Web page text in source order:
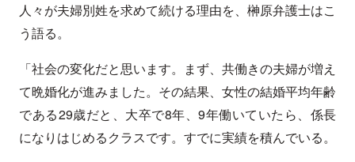
人々が夫婦別姓を求めて続ける理由を、榊原弁護士はこ
う語る。
「社会の変化だと思います。まず、共働きの夫婦が増え
て晩婚化が進みました。その結果、女性の結婚平均年齢
である29歳だと、大卒で8年、9年働いていたら、係長
になりはじめるクラスです。すでに実績を積んでいる。